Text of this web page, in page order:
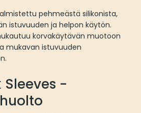
pehmeästä silikonista,
istuvuuden ja helpon käytön.
korvakäytävän muotoon
mukavan istuvuuden
-